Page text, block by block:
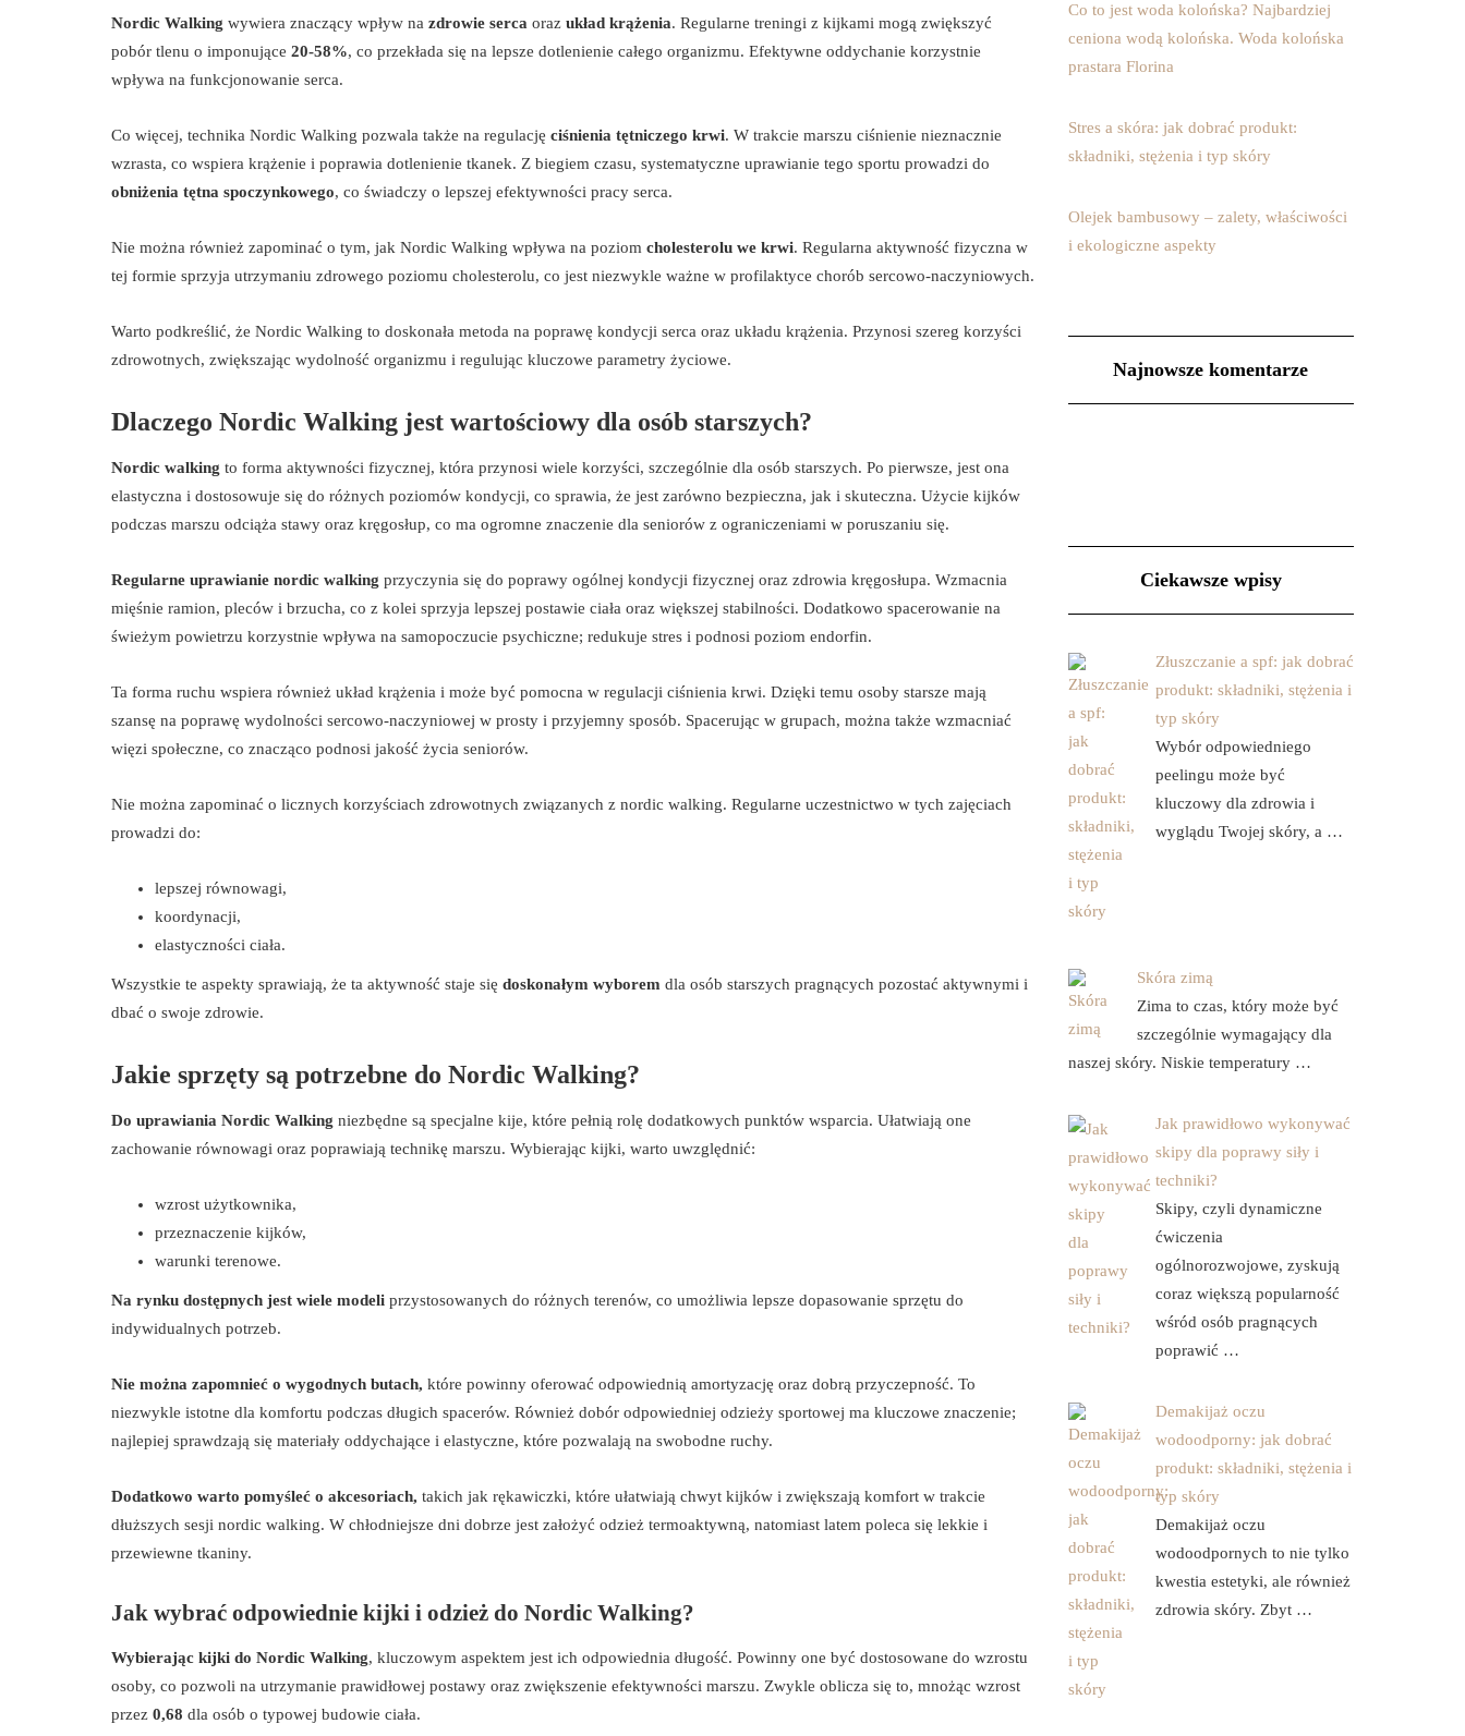
Nordic Walking wywiera znaczący wpływ na zdrowie serca oraz układ krążenia. Regularne treningi z kijkami mogą zwiększyć
pobór tlenu o imponujące 20-58%, co przekłada się na lepsze dotlenienie całego organizmu. Efektywne oddychanie korzystnie
wpływa na funkcjonowanie serca.
Co więcej, technika Nordic Walking pozwala także na regulację ciśnienia tętniczego krwi. W trakcie marszu ciśnienie nieznacznie
wzrasta, co wspiera krążenie i poprawia dotlenienie tkanek. Z biegiem czasu, systematyczne uprawianie tego sportu prowadzi do
obniżenia tętna spoczynkowego, co świadczy o lepszej efektywności pracy serca.
Nie można również zapominać o tym, jak Nordic Walking wpływa na poziom cholesterolu we krwi. Regularna aktywność fizyczna w
tej formie sprzyja utrzymaniu zdrowego poziomu cholesterolu, co jest niezwykle ważne w profilaktyce chorób sercowo-naczyniowych.
Warto podkreślić, że Nordic Walking to doskonała metoda na poprawę kondycji serca oraz układu krążenia. Przynosi szereg korzyści
zdrowotnych, zwiększając wydolność organizmu i regulując kluczowe parametry życiowe.
Dlaczego Nordic Walking jest wartościowy dla osób starszych?
Nordic walking to forma aktywności fizycznej, która przynosi wiele korzyści, szczególnie dla osób starszych. Po pierwsze, jest ona
elastyczna i dostosowuje się do różnych poziomów kondycji, co sprawia, że jest zarówno bezpieczna, jak i skuteczna. Użycie kijków
podczas marszu odciąża stawy oraz kręgosłup, co ma ogromne znaczenie dla seniorów z ograniczeniami w poruszaniu się.
Regularne uprawianie nordic walking przyczynia się do poprawy ogólnej kondycji fizycznej oraz zdrowia kręgosłupa. Wzmacnia
mięśnie ramion, pleców i brzucha, co z kolei sprzyja lepszej postawie ciała oraz większej stabilności. Dodatkowo spacerowanie na
świeżym powietrzu korzystnie wpływa na samopoczucie psychiczne; redukuje stres i podnosi poziom endorfin.
Ta forma ruchu wspiera również układ krążenia i może być pomocna w regulacji ciśnienia krwi. Dzięki temu osoby starsze mają
szansę na poprawę wydolności sercowo-naczyniowej w prosty i przyjemny sposób. Spacerując w grupach, można także wzmacniać
więzi społeczne, co znacząco podnosi jakość życia seniorów.
Nie można zapominać o licznych korzyściach zdrowotnych związanych z nordic walking. Regularne uczestnictwo w tych zajęciach
prowadzi do:
lepszej równowagi,
koordynacji,
elastyczności ciała.
Wszystkie te aspekty sprawiają, że ta aktywność staje się doskonałym wyborem dla osób starszych pragnących pozostać aktywnymi i
dbać o swoje zdrowie.
Jakie sprzęty są potrzebne do Nordic Walking?
Do uprawiania Nordic Walking niezbędne są specjalne kije, które pełnią rolę dodatkowych punktów wsparcia. Ułatwiają one
zachowanie równowagi oraz poprawiają technikę marszu. Wybierając kijki, warto uwzględnić:
wzrost użytkownika,
przeznaczenie kijków,
warunki terenowe.
Na rynku dostępnych jest wiele modeli przystosowanych do różnych terenów, co umożliwia lepsze dopasowanie sprzętu do
indywidualnych potrzeb.
Nie można zapomnieć o wygodnych butach, które powinny oferować odpowiednią amortyzację oraz dobrą przyczepność. To
niezwykle istotne dla komfortu podczas długich spacerów. Również dobór odpowiedniej odzieży sportowej ma kluczowe znaczenie;
najlepiej sprawdzają się materiały oddychające i elastyczne, które pozwalają na swobodne ruchy.
Dodatkowo warto pomyśleć o akcesoriach, takich jak rękawiczki, które ułatwiają chwyt kijków i zwiększają komfort w trakcie
dłuższych sesji nordic walking. W chłodniejsze dni dobrze jest założyć odzież termoaktywną, natomiast latem poleca się lekkie i
przewiewne tkaniny.
Jak wybrać odpowiednie kijki i odzież do Nordic Walking?
Wybierając kijki do Nordic Walking, kluczowym aspektem jest ich odpowiednia długość. Powinny one być dostosowane do wzrostu
osoby, co pozwoli na utrzymanie prawidłowej postawy oraz zwiększenie efektywności marszu. Zwykle oblicza się to, mnożąc wzrost
przez 0,68 dla osób o typowej budowie ciała.
Co to jest woda kolońska? Najbardziej
ceniona wodą kolońska. Woda kolońska
prastara Florina
Stres a skóra: jak dobrać produkt:
składniki, stężenia i typ skóry
Olejek bambusowy – zalety, właściwości
i ekologiczne aspekty
Najnowsze komentarze
Ciekawsze wpisy
Złuszczanie a spf: jak dobrać
produkt: składniki, stężenia i
typ skóry
Wybór odpowiedniego
peelingu może być
kluczowy dla zdrowia i
wyglądu Twojej skóry, a …
Skóra zimą
Zima to czas, który może być
szczególnie wymagający dla
naszej skóry. Niskie temperatury …
Jak prawidłowo wykonywać
skipy dla poprawy siły i
techniki?
Skipy, czyli dynamiczne
ćwiczenia
ogólnorozwojowe, zyskują
coraz większą popularność
wśród osób pragnących
poprawić …
Demakijaż oczu
wodoodporny: jak dobrać
produkt: składniki, stężenia i
typ skóry
Demakijaż oczu
wodoodpornych to nie tylko
kwestia estetyki, ale również
zdrowia skóry. Zbyt …